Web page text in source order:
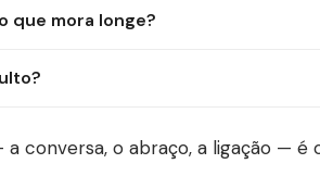
que mora longe?
conversa, o abraço, a ligação — é